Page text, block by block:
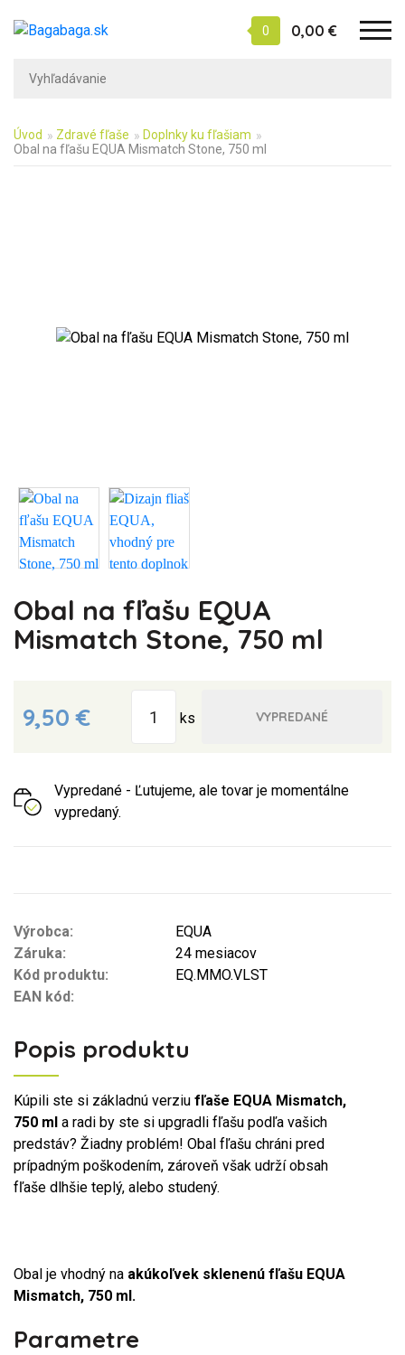
0 0,00 €
Úvod Zdravé fľaše
Doplnky ku fľašiam
Obal na fľašu EQUA Mismatch Stone, 750 ml
Obal na fľašu EQUA
Mismatch Stone, 750 ml
9,50 € ks VYPREDANÉ
Vypredané - Ľutujeme, ale tovar je momentálne
vypredaný.
Výrobca:
EQUA
Záruka:
24 mesiacov
Kód produktu:
EQ.MMO.VLST
EAN kód:
Popis produktu
Kúpili ste si základnú verziu fľaše EQUA Mismatch,
750 ml a radi by ste si upgradli fľašu podľa vašich
predstáv? Žiadny problém! Obal fľašu chráni pred
prípadným poškodením, zároveň však udrží obsah
fľaše dlhšie teplý, alebo studený.
Obal je vhodný na akúkoľvek sklenenú fľašu EQUA
Mismatch, 750 ml.
Parametre